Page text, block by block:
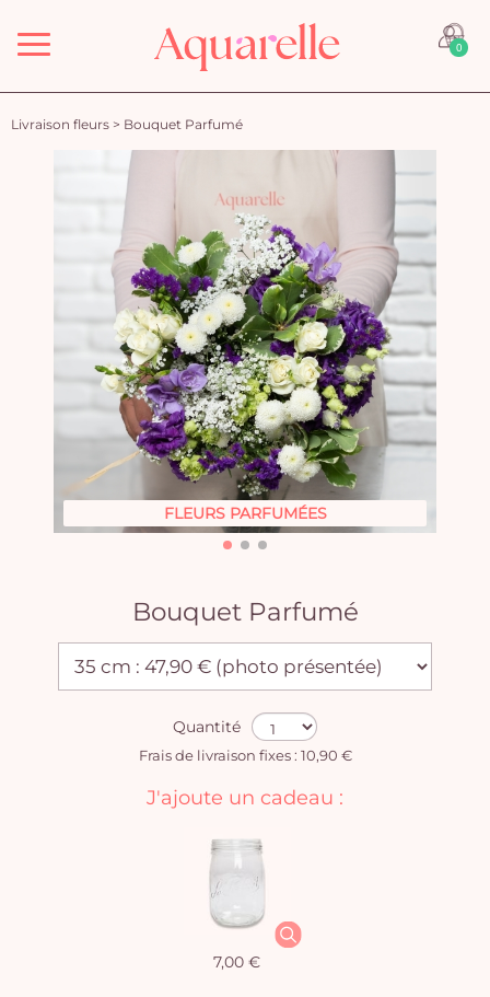
Menu 0
Livraison fleurs > Bouquet Parfumé
FLEURS PARFUMÉES
Bouquet Parfumé
Quantité
Frais de livraison fixes : 10,90 €
J'ajoute un cadeau :
7,00 €